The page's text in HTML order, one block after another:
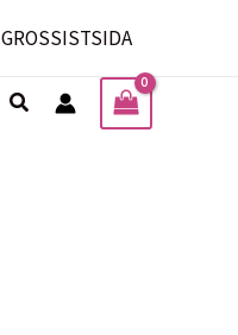
GROSSISTSIDA
Sök